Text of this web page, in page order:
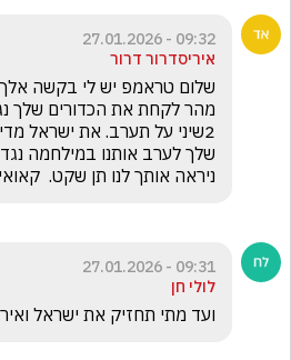
09:32 - 27.01.2026
איריסדרור דרור
ניראה אותך לנו תן שקט.
09:31 - 27.01.2026
לולי חן
ועד מתי תחזיק את ישראל